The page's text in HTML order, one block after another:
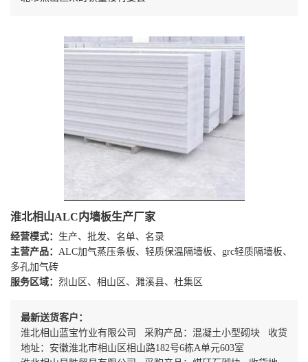
淮北相山ALC内墙板生产厂家
经营模式： 生产、批发、名单、名录
主营产品： ALC加气蒸压条板、轻质保温隔墙板、grc轻质隔墙板、
多孔加气砖
服务区域： 烈山区、相山区、濉溪县、杜集区
最新送货客户：
淮北相山蓝宝竹业有限公司 采购产品：混凝土小型砌块 收货
地址：安徽淮北市相山区相山路182号6栋A单元603室